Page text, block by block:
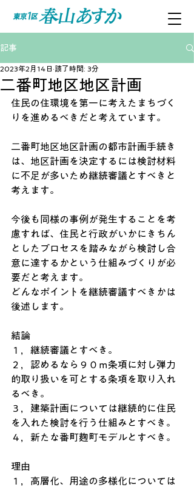
記事
二番町地区地区計画
2023年2月14日 読了時間: 3分
住民の住環境を第一に考えたまちづく
りを進めるべきだと考えています。
二番町地区地区計画の都市計画手続き
は、地区計画を決定するには検討材料
に不足が多いため継続審議とすべきと
考えます。
今後も同様の事例が発生することを考
慮すれば、住民と行政がいかにきちん
としたプロセスを踏みながら検討し合
意に達するかという仕組みづくりが必
要だと考えます。
どんなポイントを継続審議すべきかは
後述します。
結論
１，継続審議とすべき。
２，認めるなら９０ｍ条項に対し弾力
的取り扱いを可とする条項を取り入れ
るべき。
３，建築計画については継続的に住民
を入れた検討を行う仕組みとすべき。
４，新たな番町麹町モデルとすべき。
理由
１，高層化、用途の多様化については